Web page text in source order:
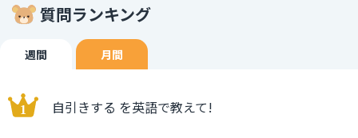
質問ランキング
週間 月間
自引きする を英語で教えて!